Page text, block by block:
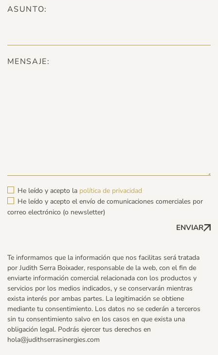
ASUNTO:
MENSAJE:
He leído y acepto la política de privacidad
He leído y acepto el envío de comunicaciones comerciales por
correo electrónico (o newsletter)
ENVIAR
Te informamos que la información que nos facilitas será tratada
por Judith Serra Boixader, responsable de la web, con el fin de
enviarte información comercial relacionada con los productos y
servicios por los medios indicados, y se conservarán mientras
exista interés por ambas partes. La legitimación se obtiene
mediante tu consentimiento. Los datos no se cederán a terceros
sin tu consentimiento salvo en los casos en que exista una
obligación legal. Podrás ejercer tus derechos en
hola@judithserrasinergies.com